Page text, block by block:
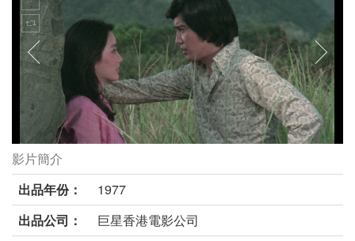
我是一片雲劇照
影片簡介
出品年份：
1977
出品公司：
巨星香港電影公司